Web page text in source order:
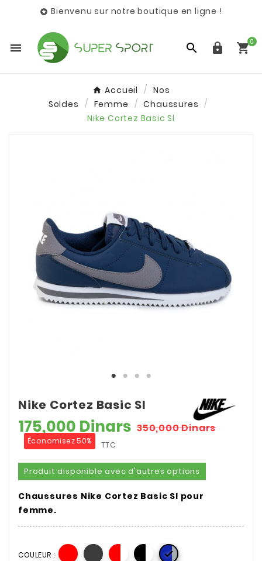
 Bienvenu sur notre boutique en ligne !
   0
Accueil
Nos
Soldes
Femme
Chaussures
Nike Cortez Basic Sl
Nike Cortez Basic Sl
175,000 Dinars 350,000 Dinars
Économisez 50% TTC
Produit disponible avec d'autres options
Chaussures Nike Cortez Basic Sl pour
femme.
COULEUR : 